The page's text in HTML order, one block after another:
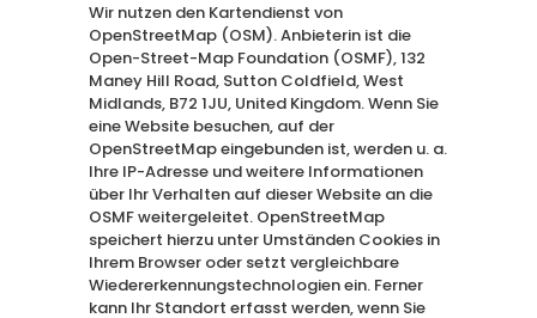
Wir nutzen den Kartendienst von
OpenStreetMap (OSM). Anbieterin ist die
Open-Street-Map Foundation (OSMF), 132
Maney Hill Road, Sutton Coldfield, West
Midlands, B72 1JU, United Kingdom. Wenn Sie
eine Website besuchen, auf der
OpenStreetMap eingebunden ist, werden u. a.
Ihre IP-Adresse und weitere Informationen
über Ihr Verhalten auf dieser Website an die
OSMF weitergeleitet. OpenStreetMap
speichert hierzu unter Umständen Cookies in
Ihrem Browser oder setzt vergleichbare
Wiedererkennungstechnologien ein. Ferner
kann Ihr Standort erfasst werden, wenn Sie